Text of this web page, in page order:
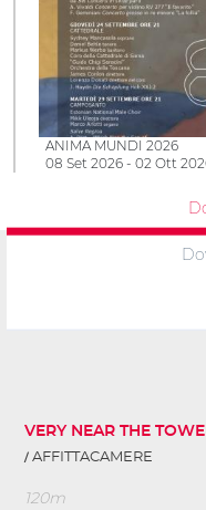
ANIMA MUNDI 2026
08 Set 2026 - 02 Ott
VERY NEAR THE
AFFITTACAMERE
120m